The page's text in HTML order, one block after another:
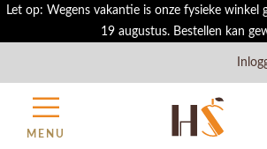
Let op: Wegens vakantie is onze fysieke winkel
19 augustus. Bestellen kan
MENU